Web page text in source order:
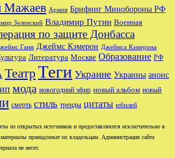
Мажаев Армия Брифинг Минобороны РФ
Зеленский Владимир Путин Военная
по защите Донбасса
Ганн Джеймс Кэмерон Джеймса Кэмерона
Литература Москве Образование РФ
ТеатрТеги Украине Украины анонс
мода новогодний эфир новый альбом новый
смерть стиль тренды цитаты юбилей
из открытых источников и предоставляются исключительно в
принадлежат их владельцам. Администрация сайта
не несет.